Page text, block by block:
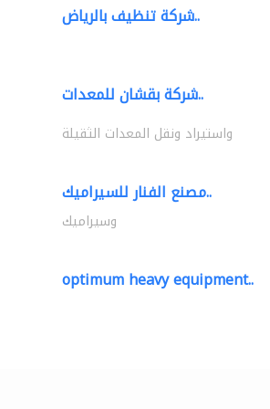
شركة تنظيف بالرياض..
شركة بقشان للمعدات..
واستيراد ونقل المعدات الثقيلة
مصنع الفنار للسيراميك..
وسيراميك
optimum heavy equipment..